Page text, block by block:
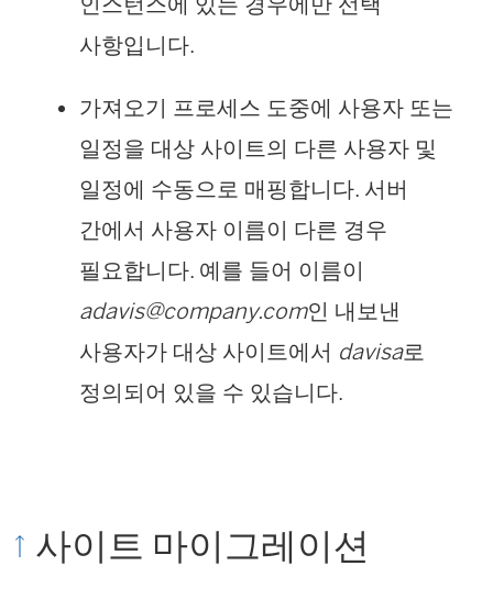
사항입니다.
가져오기 프로세스 도중에 사용자 또는
일정을 대상 사이트의 다른 사용자 및
일정에 수동으로 매핑합니다. 서버
간에서 사용자 이름이 다른 경우
필요합니다. 예를 들어 이름이
adavis@company.com인 내보낸
사용자가 대상 사이트에서 davisa로
정의되어 있을 수 있습니다.
사이트 마이그레이션